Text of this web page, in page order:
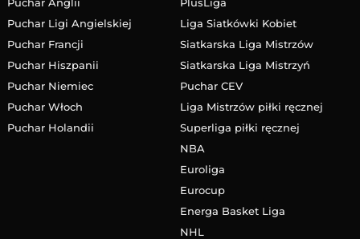
Puchar Ligi Angielskiej
Puchar Francji
Puchar Hiszpanii
Puchar Niemiec
Puchar Włoch
Puchar Holandii
Liga Siatkówki Kobiet
Siatkarska Liga Mistrzów
Siatkarska Liga Mistrzyń
Puchar CEV
Liga Mistrzów piłki ręcznej
Superliga piłki ręcznej
NBA
Euroliga
Eurocup
Energa Basket Liga
NHL